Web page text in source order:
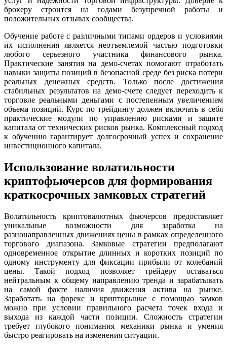
брокеру строится на годами безупречной работы и
положительных отзывах сообщества.
Обучение работе с различными типами ордеров и условиями
их исполнения является неотъемлемой частью подготовки
любого серьезного участника финансового рынка.
Практические занятия на демо-счетах помогают отработать
навыки защиты позиций в безопасной среде без риска потери
реальных денежных средств. Только после достижения
стабильных результатов на демо-счете следует переходить к
торговле реальными деньгами с постепенным увеличением
объема позиций. Курс по трейдингу должен включать в себя
практические модули по управлению рисками и защите
капитала от технических рисков рынка. Комплексный подход
к обучению гарантирует долгосрочный успех и сохранение
инвестиционного капитала.
Использование волатильности
криптофьючерсов для формирования
краткосрочных замковых стратегий
Волатильность криптовалютных фьючерсов предоставляет
уникальные возможности для заработка на
разнонаправленных движениях цены в рамках определенного
торгового диапазона. Замковые стратегии предполагают
одновременное открытие длинных и коротких позиций по
одному инструменту для фиксации прибыли от колебаний
цены. Такой подход позволяет трейдеру оставаться
нейтральным к общему направлению тренда и зарабатывать
на самой факте наличия движения актива на рынке.
Заработать на форекс и крипторынке с помощью замков
можно при условии правильного расчета точек входа и
выхода из каждой части позиции. Сложность стратегии
требует глубокого понимания механики рынка и умения
быстро реагировать на изменения ситуации.